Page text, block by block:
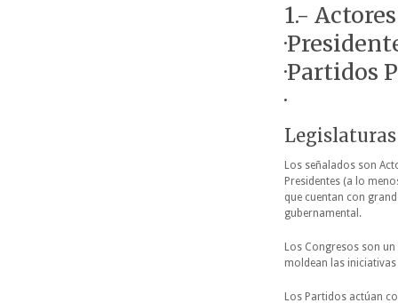
1.-
·Partidos
·
Los señalados son
Presidentes (a lo
que cuentan con
gubernamental.
Los Congresos son
moldean las
Los Partidos actúan